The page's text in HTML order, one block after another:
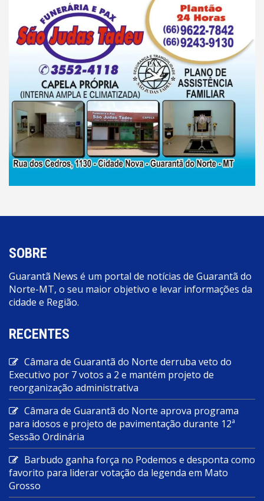
SOBRE
Guarantã News é um portal de notícias de Guarantã do
Norte-MT, o seu maior objetivo e levar informações da
cidade e Região.
RECENTES
Câmara de Guarantã do Norte derruba veto do
Executivo por 7 votos a 2 e mantém projeto de
reorganização administrativa
Câmara de Guarantã do Norte aprova programa
para idosos e projeto de pavimentação durante 12ª
Sessão Ordinária
Barbudo ganha força no Podemos e desponta como
favorito para liderar votação da legenda em Mato
Grosso